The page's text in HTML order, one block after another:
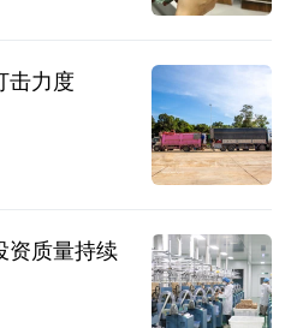
击力度
资质量持续